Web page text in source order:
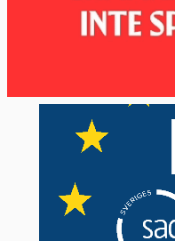
I andra fall ska
ankomstlandet i
Ny omfördelning
solidaritet”
Den kanske mest
kommissionens
från 2016 var